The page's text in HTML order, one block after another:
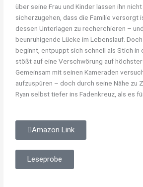
über seine Frau und Kinder lassen ihn nicht
sicherzugehen, dass die Familie versorgt
dessen Unterlagen zu recherchieren –
beunruhigende Lücke im Lebenslauf.
beginnt, entpuppt sich schnell als Stich in
stößt auf eine Verschwörung auf höchster
Gemeinsam mit seinen Kameraden
aufzuspüren – doch durch seine Nähe zu
Ryan selbst tiefer ins Fadenkreuz, als es
Amazon Link
Leseprobe